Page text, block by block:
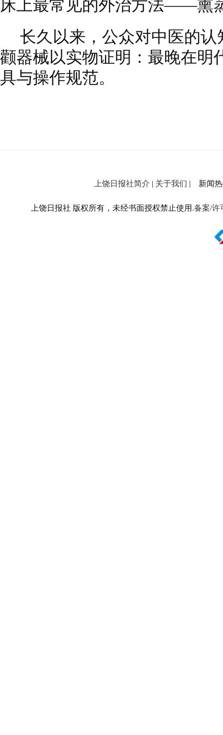
床上最常见的外治方法——熏
长久以来，公众对中医的
颧器械以实物证明：最晚在明
具与操作规范。
上饶日报社简介 | 关于我们 | 新闻热
上饶日报社 版权所有，未经书面授权禁止使用.备案/许